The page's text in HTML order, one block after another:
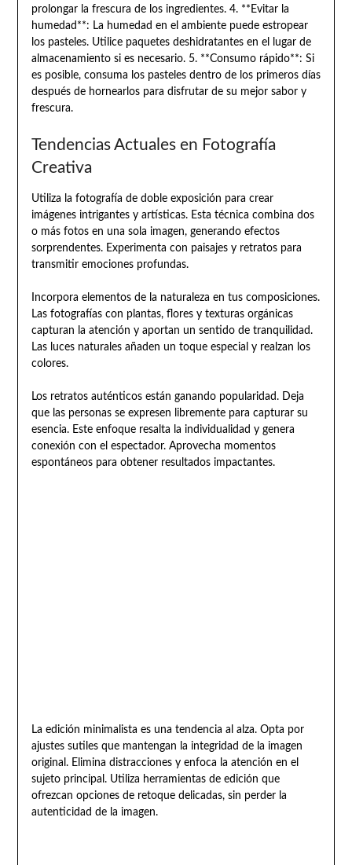
prolongar la frescura de los ingredientes. 4. **Evitar la
humedad**: La humedad en el ambiente puede estropear
los pasteles. Utilice paquetes deshidratantes en el lugar de
almacenamiento si es necesario. 5. **Consumo rápido**: Si
es posible, consuma los pasteles dentro de los primeros días
después de hornearlos para disfrutar de su mejor sabor y
frescura.
Tendencias Actuales en Fotografía
Creativa
Utiliza la fotografía de doble exposición para crear
imágenes intrigantes y artísticas. Esta técnica combina dos
o más fotos en una sola imagen, generando efectos
sorprendentes. Experimenta con paisajes y retratos para
transmitir emociones profundas.
Incorpora elementos de la naturaleza en tus composiciones.
Las fotografías con plantas, flores y texturas orgánicas
capturan la atención y aportan un sentido de tranquilidad.
Las luces naturales añaden un toque especial y realzan los
colores.
Los retratos auténticos están ganando popularidad. Deja
que las personas se expresen libremente para capturar su
esencia. Este enfoque resalta la individualidad y genera
conexión con el espectador. Aprovecha momentos
espontáneos para obtener resultados impactantes.
La edición minimalista es una tendencia al alza. Opta por
ajustes sutiles que mantengan la integridad de la imagen
original. Elimina distracciones y enfoca la atención en el
sujeto principal. Utiliza herramientas de edición que
ofrezcan opciones de retoque delicadas, sin perder la
autenticidad de la imagen.